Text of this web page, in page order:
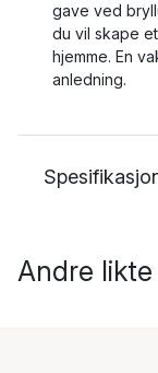
gave ved
du vil skape
hjemme. En
anledning.
Andre likte